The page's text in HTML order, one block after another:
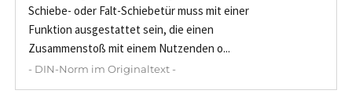
Schiebe- oder Falt-Schiebetür muss mit einer
Funktion ausgestattet sein, die einen
Zusammenstoß mit einem Nutzenden o...
- DIN-Norm im Originaltext -